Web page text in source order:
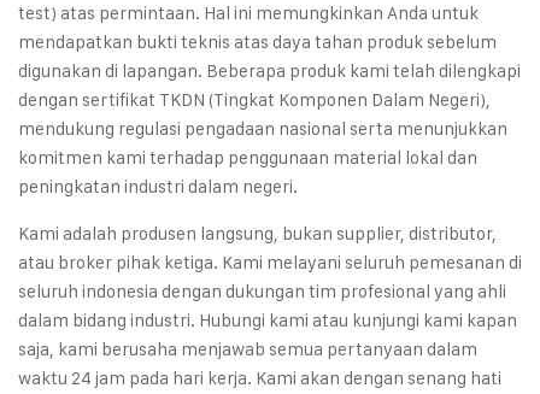
test) atas permintaan. Hal ini memungkinkan Anda untuk
mendapatkan bukti teknis atas daya tahan produk sebelum
digunakan di lapangan. Beberapa produk kami telah dilengkapi
dengan sertifikat TKDN (Tingkat Komponen Dalam Negeri),
mendukung regulasi pengadaan nasional serta menunjukkan
komitmen kami terhadap penggunaan material lokal dan
peningkatan industri dalam negeri.
Kami adalah produsen langsung, bukan supplier, distributor,
atau broker pihak ketiga. Kami melayani seluruh pemesanan di
seluruh indonesia dengan dukungan tim profesional yang ahli
dalam bidang industri. Hubungi kami atau kunjungi kami kapan
saja, kami berusaha menjawab semua pertanyaan dalam
waktu 24 jam pada hari kerja. Kami akan dengan senang hati